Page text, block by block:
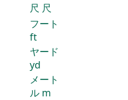
尺 尺
フート
ft
ヤード
yd
メート
ル m